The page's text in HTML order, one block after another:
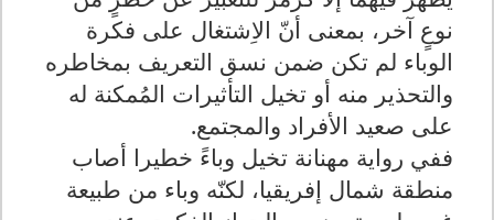
نوعٍ آخر، بمعنى أنّ الاِشتغال على فكرة
الوباء لم تكن ضمن نسق التعريف بمخاطره
والتحذير منه أو تخيل التأثيرات المُمكنة له
على صعيد الأفراد والمجتمع.
ففي رواية مهنانة تخيل وباءً خطيرا أصاب
منطقة شمال إفريقيا، لكنّه وباء من طبيعة